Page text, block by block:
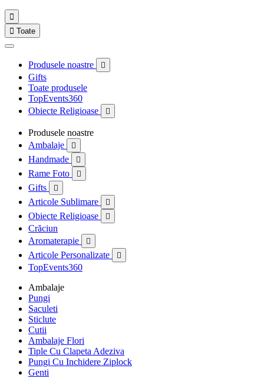

 Toate
Produsele noastre 
Gifts
Toate produsele
TopEvents360
Obiecte Religioase

Produsele noastre
Ambalaje

Handmade 
Rame Foto 
Gifts 
Articole Sublimare 
Obiecte Religioase 
Crăciun
Aromaterapie

Articole Personalizate 
TopEvents360
Ambalaje
Pungi
Saculeti
Sticlute
Cutii
Ambalaje Flori
Tiple Cu Clapeta Adeziva
Pungi Cu Inchidere Ziplock
Genti